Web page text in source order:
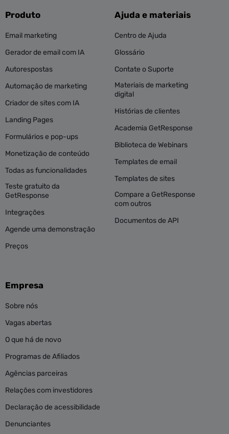
Produto
Email marketing
Gerador de email com IA
Autorespostas
Automação de marketing
Criador de sites com IA
Landing Pages
Formulários e pop-ups
Monetização de conteúdo
Todas as funcionalidades
Teste gratuito da
GetResponse
Integrações
Agende uma demonstração
Preços
Ajuda e materiais
Centro de Ajuda
Glossário
Contate o Suporte
Materiais de marketing
digital
Histórias de clientes
Academia GetResponse
Biblioteca de Webinars
Templates de email
Templates de sites
Compare a GetResponse
com outros
Documentos de API
Empresa
Sobre nós
Vagas abertas
O que há de novo
Programas de Afiliados
Agências parceiras
Relações com investidores
Declaração de acessibilidade
Denunciantes